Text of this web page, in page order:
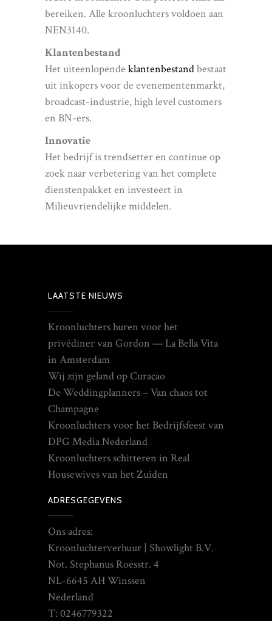
bereiken. Alle kroonluchters voldoen aan
NEN3140.
Klantenbestand
Het uiteenlopende klantenbestandbestaat
uit inkopers voor de evenementenmarkt,
broadcast-industrie, high level customers
en BN-ers.
Innovatie
Het bedrijf is trendsetter en continue op
zoek naar verbetering van het complete
dienstenpakket en investeert in
Milieuvriendelijke middelen.
LAATSTE NIEUWS
Kroonluchters huren voor het
privédiner van Gordon — La Bella Vita
in Amsterdam
Wij zijn geland op Curaçao
De Weddingplanners – Van chaos tot
Champagne
Kroonluchters voor het Bedrijfsfeest van
DPG Media Nederland
Kroonluchters schitteren in Real
Housewives van het Zuiden
ADRESGEGEVENS
Ons adres:
Kroonluchterverhuur | Showlight B.V.
Not. Stephanus Roesstr. 4
NL-6645 AH Winssen
Nederland
T: 0246779322